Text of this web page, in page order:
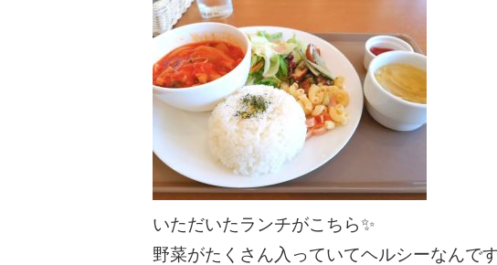
いただいたランチがこちら✨
野菜がたくさん入っていてヘルシーなんで